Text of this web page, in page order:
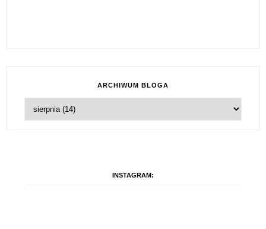
ARCHIWUM BLOGA
INSTAGRAM: